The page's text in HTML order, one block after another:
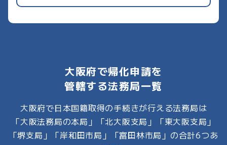
大阪府で帰化申請を
管轄する法務局一覧
大阪府で日本国籍取得の手続きが行える法務局は
「大阪法務局の本局」「北大阪支局」「東大阪支局」
「堺支局」「岸和田市局」「富田林市局」の合計6つあ